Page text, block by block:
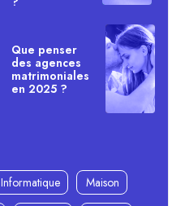
Que penser
des agences
matrimoniales
en 2025 ?
Informatique
Maison